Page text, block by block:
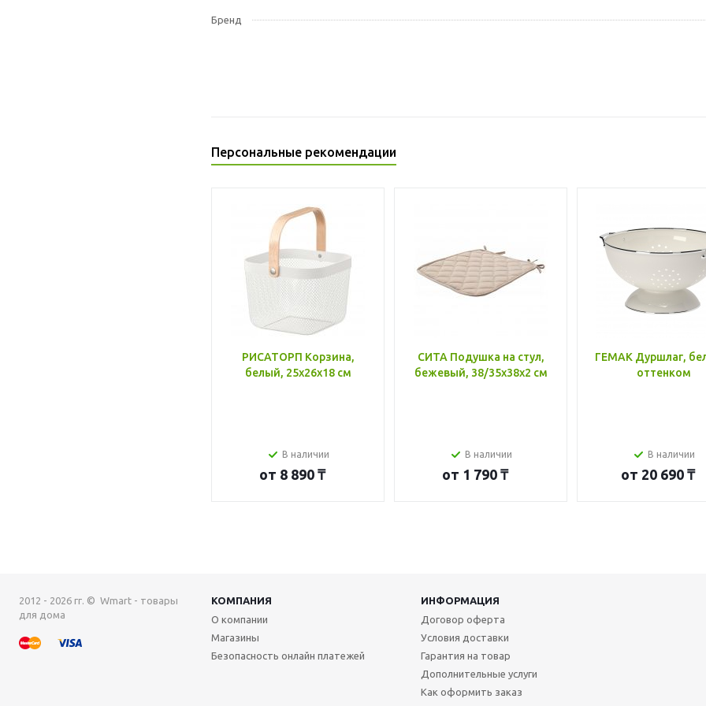
Бренд
Персональные рекомендации
РИСАТОРП Корзина,
белый, 25x26x18 см
В наличии
от 8 890 ₸
СИТА Подушка на стул,
бежевый, 38/35x38x2 см
В наличии
от 1 790 ₸
ГЕМАК Дуршлаг,
оттенком
В наличии
от 20 690 ₸
2012 - 2026 гг. © Wmart - товары
для дома
КОМПАНИЯ
ИНФОРМАЦИЯ
О компании
Магазины
Безопасность онлайн платежей
Договор оферта
Условия доставки
Гарантия на товар
Дополнительные услуги
Как оформить заказ